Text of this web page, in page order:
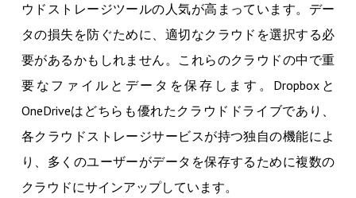
ウドストレージツールの人気が高まっています。デー
タの損失を防ぐために、適切なクラウドを選択する必
要があるかもしれません。これらのクラウドの中で重
要なファイルとデータを保存します。Dropboxと
OneDriveはどちらも優れたクラウドドライブであり、
各クラウドストレージサービスが持つ独自の機能によ
り、多くのユーザーがデータを保存するために複数の
クラウドにサインアップしています。